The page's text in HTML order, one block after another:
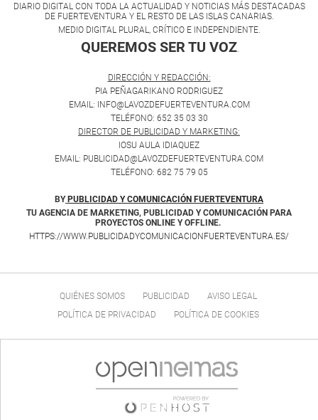
DIARIO DIGITAL CON TODA LA ACTUALIDAD Y NOTICIAS MÁS DESTACADAS
DE FUERTEVENTURA Y EL RESTO DE LAS ISLAS CANARIAS.
MEDIO DIGITAL PLURAL, CRÍTICO E INDEPENDIENTE.
QUEREMOS SER TU VOZ.
DIRECCIÓN Y REDACCIÓN:
PIA PEÑAGARIKANO RODRIGUEZ
EMAIL: INFO@LAVOZDEFUERTEVENTURA.COM
TELÉFONO: 652 35 03 30
DIRECTOR DE PUBLICIDAD Y MARKETING:
IOSU AULA IDIAQUEZ
EMAIL: PUBLICIDAD@LAVOZDEFUERTEVENTURA.COM
TELÉFONO: 682 75 79 05
BY PUBLICIDAD Y COMUNICACIÓN FUERTEVENTURA
TU AGENCIA DE MARKETING, PUBLICIDAD Y COMUNICACIÓN PARA
PROYECTOS ONLINE Y OFFLINE.
HTTPS://WWW.PUBLICIDADYCOMUNICACIONFUERTEVENTURA.ES/
QUIÉNES SOMOS PUBLICIDAD
AVISO LEGAL
POLÍTICA DE PRIVACIDAD
POLÍTICA DE COOKIES